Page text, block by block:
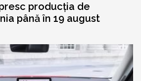
producția de
până în 19 august